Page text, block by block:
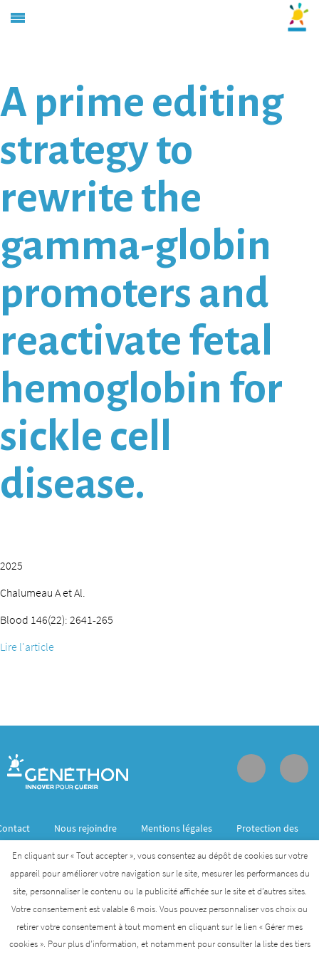
A prime editing
strategy to
rewrite the
gamma-globin
promoters and
reactivate fetal
hemoglobin for
sickle cell
disease.
2025
Chalumeau A et Al.
Blood 146(22): 2641-265
Lire l'article
Nous rejoindre Mentions légales
Protection des
Généthon est membre de l’Institut des biothérapies
des maladies rares créé par l’AFM- Téléthon
AFM-TÉLÉTHON INSTITUT DES BIOTHÉRAPIES
En cliquant sur « Tout accepter », vous consentez au dépôt de cookies sur votre
appareil pour améliorer votre navigation sur le site, mesurer les performances du
site, personnaliser le contenu ou la publicité affichée sur le site et d’autres sites.
Votre consentement est valable 6 mois. Vous pouvez personnaliser vos choix ou
retirer votre consentement à tout moment en cliquant sur le lien « Gérer mes
cookies ». Pour plus d’information, et notamment pour consulter la liste des tiers